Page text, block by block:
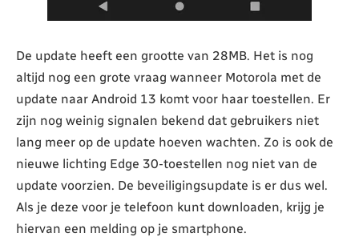
De update heeft een grootte van 28MB. Het is nog
altijd nog een grote vraag wanneer Motorola met de
update naar Android 13 komt voor haar toestellen. Er
zijn nog weinig signalen bekend dat gebruikers niet
lang meer op de update hoeven wachten. Zo is ook de
nieuwe lichting Edge 30-toestellen nog niet van de
update voorzien. De beveiligingsupdate is er dus wel.
Als je deze voor je telefoon kunt downloaden, krijg je
hiervan een melding op je smartphone.